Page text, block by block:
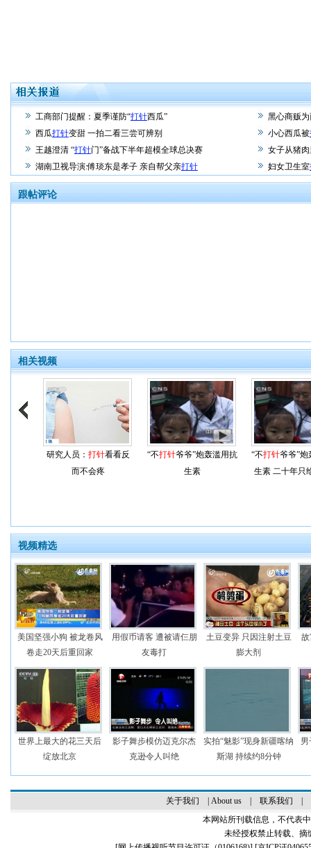
工商部门提醒：夏季谨防“打针西瓜”
黑心商贩
西瓜打针变甜 一拍二看三尝可辨别 小心西瓜被
王越澄清 “打针门”备战下半年超模全球总决赛
女子从猪
湖南卫视导演:傅琰东是孝子 亲自帮父亲打针 妇女卫生室
跟帖评论
相关视频
研究人员： 打针看看反
而不会疼
“不打针爷爷”炮轰滥用抗
生素
“不打针爷爷”炮
生素 二十年只
视频精选
美国坚强小狗 被龙卷风
卷走20天后重回家
用假币请客 遭被请仨朋
友毒打
土豆变异 只因注射土豆
膨大剂
世界上最大的花三天后
绽放北京
影子舞步模仿迈克尔杰
克逊令人叫绝
实拍“魅影”现身新疆喀纳
斯湖 持续约8分钟
男
关于我们 About us| 联系我们
本网站所刊载信息，不代表
未经授权禁止转载、摘